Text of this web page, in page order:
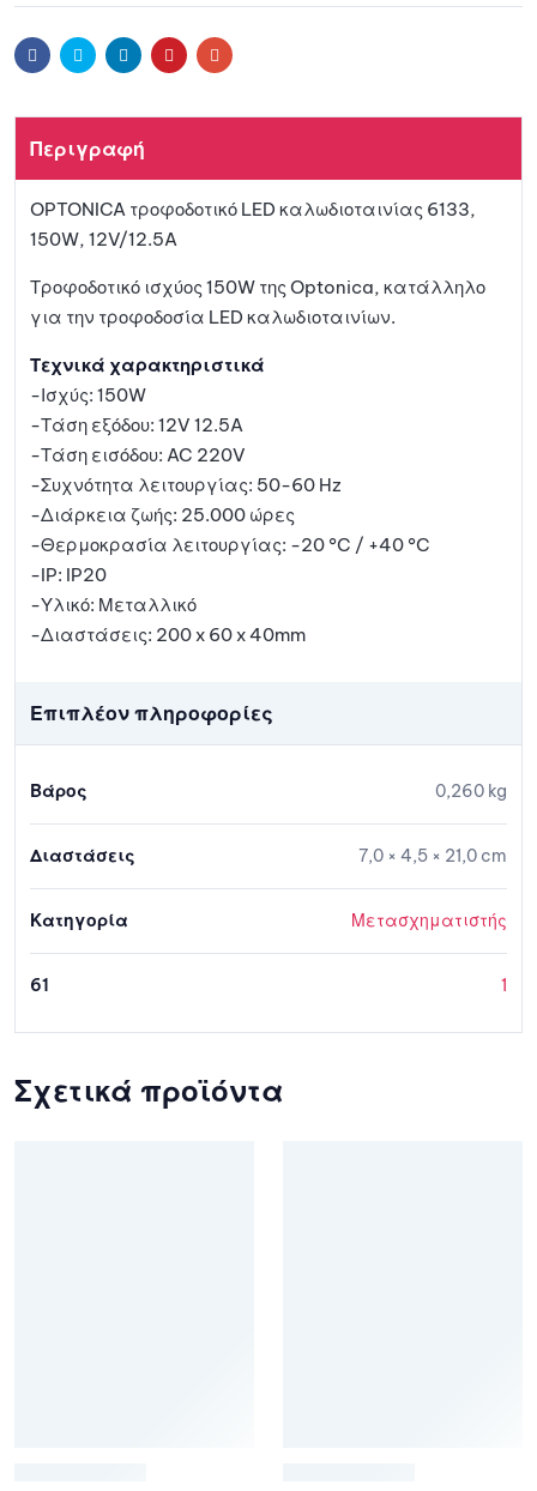
αγαπη
μένων
r
FacebookTwitter LinkedinPinterestEmail
Περιγραφή
OPTONICA τροφοδοτικό LED καλωδιοταινίας 6133,
150W, 12V/12.5A
Τροφοδοτικό ισχύος 150W της Optonica, κατάλληλο
για την τροφοδοσία LED καλωδιοταινίων.
Τεχνικά χαρακτηριστικά
-Ισχύς: 150W
-Τάση εξόδου: 12V 12.5A
-Τάση εισόδου: AC 220V
-Συχνότητα λειτουργίας: 50-60 Hz
-Διάρκεια ζωής: 25.000 ώρες
-Θερμοκρασία λειτουργίας: -20 °C / +40 °C
-IP: IP20
-Υλικό: Μεταλλικό
-Διαστάσεις: 200 x 60 x 40mm
Επιπλέον πληροφορίες
Βάρος 0,260 kg
Διαστάσεις 7,0 × 4,5 × 21,0 cm
Κατηγορία Μετασχηματιστής
61 1
Σχετικά προϊόντα